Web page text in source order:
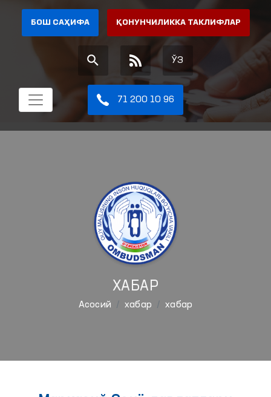
БОШ САҲИФА ҚОНУНЧИЛИККА ТАКЛИФЛАР
ЎЗ
71 200 10 96
ХАБАР
Aсосий хабар хабар